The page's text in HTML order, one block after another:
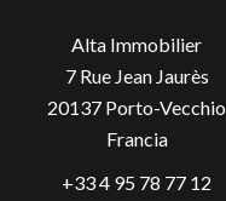
Alta Immobilier
7 Rue Jean Jaurès
20137 Porto-Vecchio
Francia
+33 4 95 78 77 12